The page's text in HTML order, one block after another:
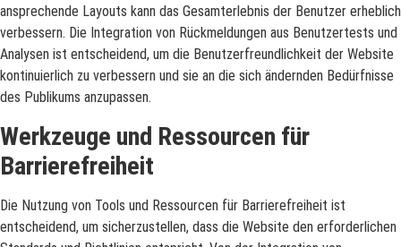
ansprechende Layouts kann das Gesamterlebnis der Benutzer erheblich
verbessern. Die Integration von Rückmeldungen aus Benutzertests und
Analysen ist entscheidend, um die Benutzerfreundlichkeit der Website
kontinuierlich zu verbessern und sie an die sich ändernden Bedürfnisse
des Publikums anzupassen.
Werkzeuge und Ressourcen für
Barrierefreiheit
Die Nutzung von Tools und Ressourcen für Barrierefreiheit ist
entscheidend, um sicherzustellen, dass die Website den erforderlichen